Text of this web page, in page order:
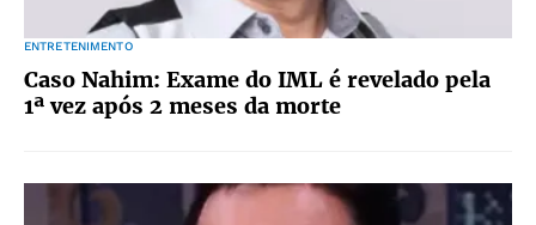
ENTRETENIMENTO
Caso Nahim: Exame do IML é revelado pela
1ª vez após 2 meses da morte